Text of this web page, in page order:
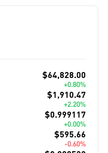
$64,828.00
+0.80%
$1,910.47
+2.20%
$0.999117
+0.00%
$595.66
-0.60%